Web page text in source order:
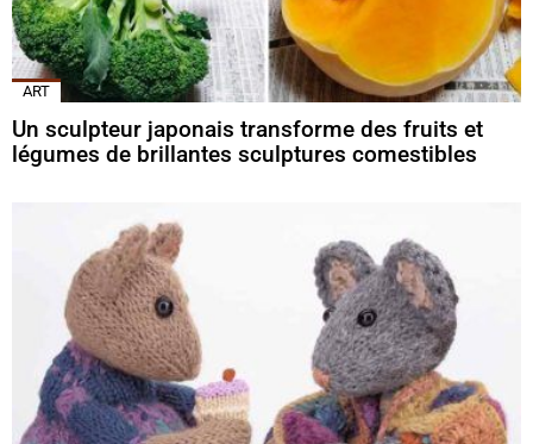
ART
Un sculpteur japonais transforme des fruits et
légumes de brillantes sculptures comestibles